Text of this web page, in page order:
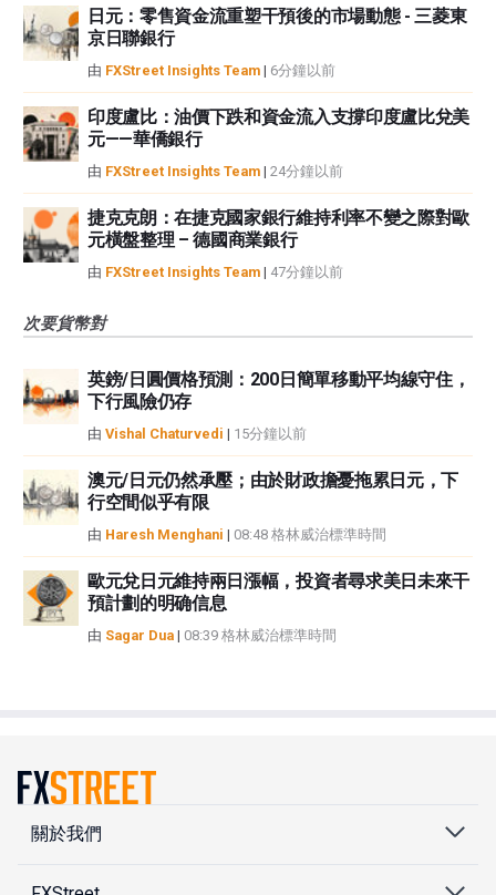
日元：零售資金流重塑干預後的市場動態 - 三菱東
京日聯銀行
由 FXStreet Insights Team | 6分鐘以前
印度盧比：油價下跌和資金流入支撐印度盧比兌美
元——華僑銀行
由 FXStreet Insights Team | 24分鐘以前
捷克克朗：在捷克國家銀行維持利率不變之際對歐
元橫盤整理 – 德國商業銀行
由 FXStreet Insights Team | 47分鐘以前
次要貨幣對
英鎊/日圓價格預測：200日簡單移動平均線守住，
下行風險仍存
由 Vishal Chaturvedi | 15分鐘以前
澳元/日元仍然承壓；由於財政擔憂拖累日元，下
行空間似乎有限
由 Haresh Menghani | 08:48 格林威治標準時間
歐元兌日元維持兩日漲幅，投資者尋求美日未來干
預計劃的明确信息
由 Sagar Dua | 08:39 格林威治標準時間
關於我們